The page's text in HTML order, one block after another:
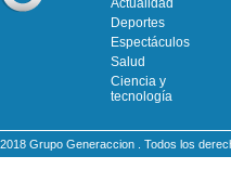
Actualidad
Deportes
Espectáculos
Salud
Ciencia y
tecnología
2018 Grupo Generaccion . Todos los